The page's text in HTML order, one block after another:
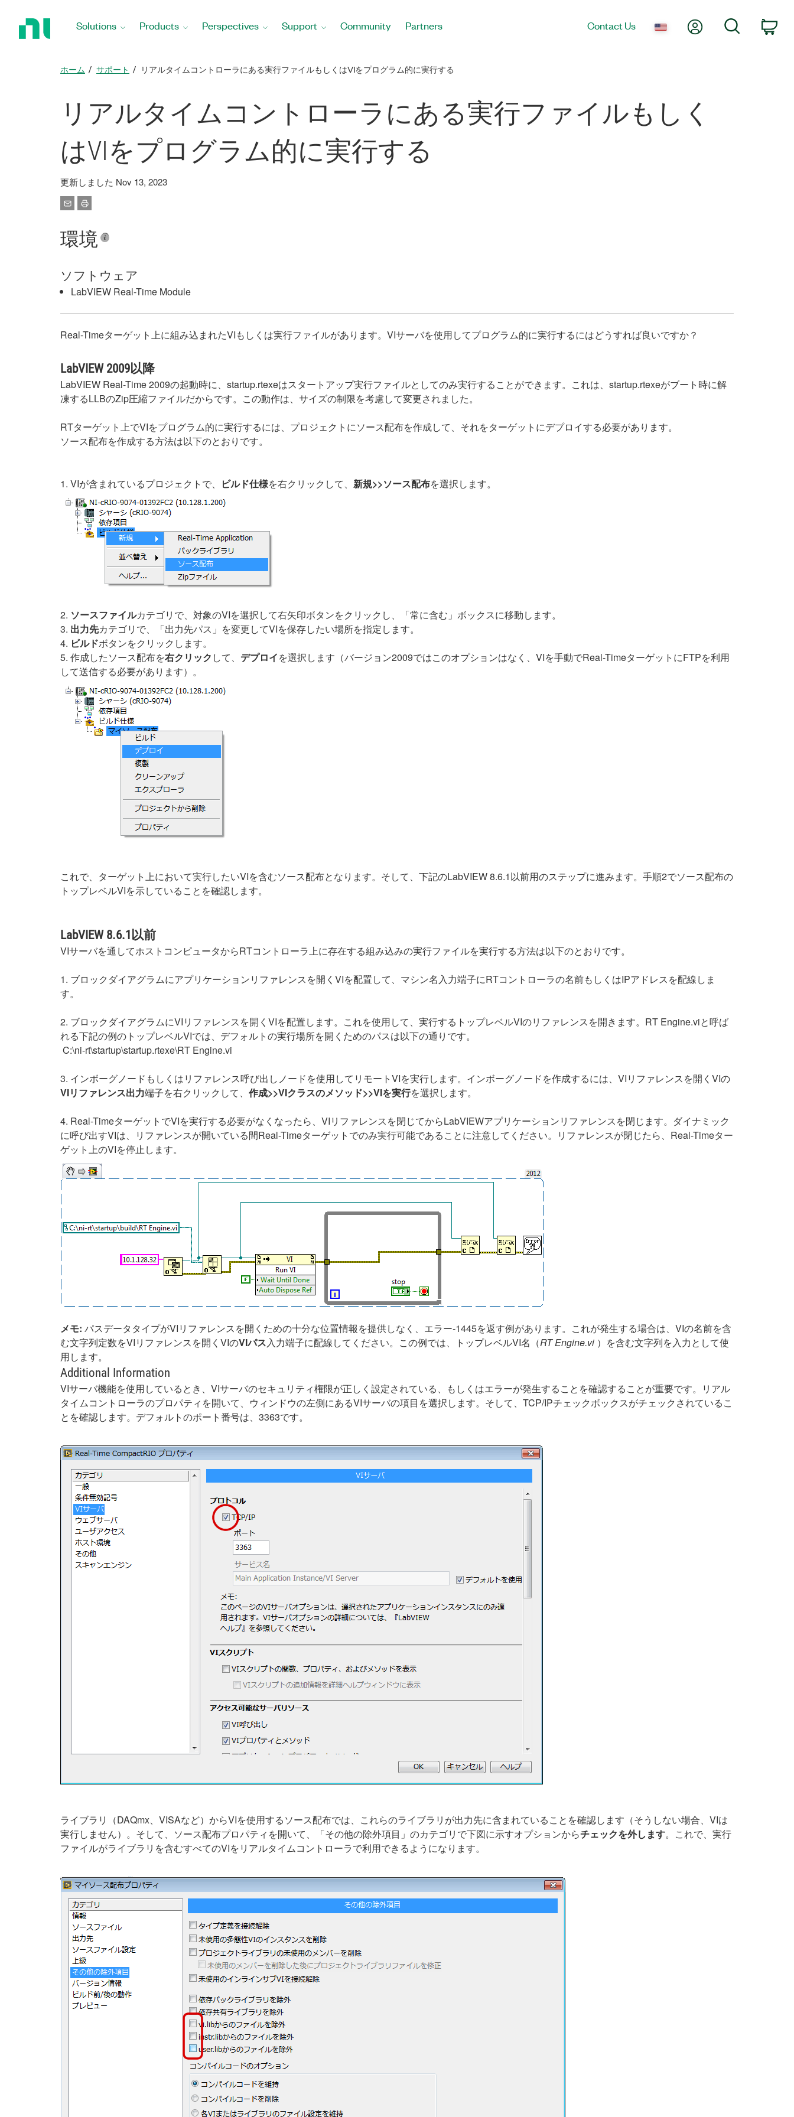
Solutions Products Perspectives Support Community Partners Contact Us My AccountSearch
ホーム サポート リアルタイムコントローラにある実行ファイルもしくはVIをプログラム的に実行する
リアルタイムコントローラにある実行ファイルもしく
はVIをプログラム的に実行する
更新しました Nov 13, 2023
環境
ソフトウェア
LabVIEW Real-Time Module
Real-Timeターゲット上に組み込まれたVIもしくは実行ファイルがあります。VIサーバを使用してプログラム的に実行するにはどうすれば良いですか？
LabVIEW 2009以降
LabVIEW Real-Time 2009の起動時に、startup.rtexeはスタートアップ実行ファイルとしてのみ実行することができます。これは、startup.rtexeがブート時に解
凍するLLBのZip圧縮ファイルだからです。この動作は、サイズの制限を考慮して変更されました。
RTターゲット上でVIをプログラム的に実行するには、プロジェクトにソース配布を作成して、それをターゲットにデプロイする必要があります。
ソース配布を作成する方法は以下のとおりです。
1. VIが含まれているプロジェクトで、 ビルド仕様を右クリックして、 新規>>ソース配布を選択します。
2. ソースファイルカテゴリで、対象のVIを選択して右矢印ボタンをクリックし、「常に含む」ボックスに移動します。
3. 出力先カテゴリで、「出力先パス」を変更してVIを保存したい場所を指定します。
4. ビルドボタンをクリックします。
5. 作成したソース配布を右クリック して、 デプロイを選択します（バージョン2009ではこのオプションはなく、VIを手動でReal-TimeターゲットにFTPを利用
して送信する必要があります）。
これで、ターゲット上において実行したいVIを含むソース配布となります。そして、下記のLabVIEW 8.6.1以前用のステップに進みます。手順2でソース配布の
トップレベルVIを示していることを確認します。
LabVIEW 8.6.1以前
VIサーバを通してホストコンピュータからRTコントローラ上に存在する組み込みの実行ファイルを実行する方法は以下のとおりです。
1. ブロックダイアグラムにアプリケーションリファレンスを開くVIを配置して、マシン名入力端子にRTコントローラの名前もしくはIPアドレスを配線しま
す。
2. ブロックダイアグラムにVIリファレンスを開くVIを配置します。これを使用して、実行するトップレベルVIのリファレンスを開きます。RT Engine.viと呼ば
れる下記の例のトップレベルVIでは、デフォルトの実行場所を開くためのパスは以下の通りです。
C:\ni-rt\startup\startup.rtexe\RT Engine.vi
3. インボーグノードもしくはリファレンス呼び出しノードを使用してリモートVIを実行します。インボーグノードを作成するには、VIリファレンスを開くVIの
VIリファレンス出力端子を右クリックして、 作成>>VIクラスのメソッド>>VIを実行を選択します。
4. Real-TimeターゲットでVIを実行する必要がなくなったら、VIリファレンスを閉じてからLabVIEWアプリケーションリファレンスを閉じます。ダイナミック
に呼び出すVIは、リファレンスが開いている間Real-Timeターゲットでのみ実行可能であることに注意してください。リファレンスが閉じたら、Real-Timeター
ゲット上のVIを停止します。
メモ: パスデータタイプがVIリファレンスを開くための十分な位置情報を提供しなく、エラー-1445を返す例があります。これが発生する場合は、VIの名前を含
む文字列定数をVIリファレンスを開くVIのVIパス入力端子に配線してください。この例では、トップレベルVI名（RT Engine.vi ）を含む文字列を入力として使
用します。
Additional Information
VIサーバ機能を使用しているとき、VIサーバのセキュリティ権限が正しく設定されている、もしくはエラーが発生することを確認することが重要です。リアル
タイムコントローラのプロパティを開いて、ウィンドウの左側にあるVIサーバの項目を選択します。そして、TCP/IPチェックボックスがチェックされているこ
とを確認します。デフォルトのポート番号は、3363です。
ライブラリ（DAQmx、VISAなど）からVIを使用するソース配布では、これらのライブラリが出力先に含まれていることを確認します（そうしない場合、VIは
実行しません）。そして、ソース配布プロパティを開いて、「その他の除外項目」のカテゴリで下図に示すオプションからチェックを外します。これで、実行
ファイルがライブラリを含むすべてのVIをリアルタイムコントローラで利用できるようになります。